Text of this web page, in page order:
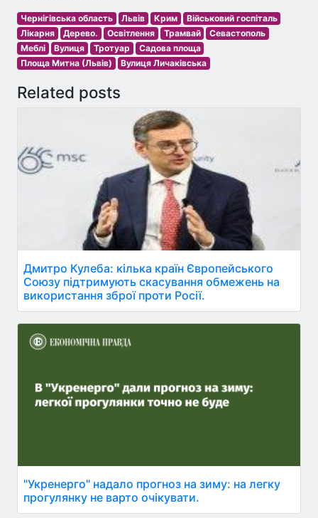
Чернігівська область Львів Крим
Військовий госпіталь
Лікарня
Дерево. Освітлення Трамвай
Севастополь
Меблі
Вулиця Тротуар
Садова площа
Площа Митна (Львів)
Вулиця Личаківська
Related posts
Дмитро Кулеба: кілька країн Європейського
Союзу підтримують скасування обмежень на
використання зброї проти Росії.
"Укренерго" надало прогноз на зиму: на легку
прогулянку не варто очікувати.